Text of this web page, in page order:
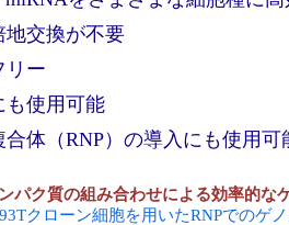
地交換が不要
リー
も使用可能
合体（RNP）の導入にも使用可
パク質の組み合わせによる効率的な
クローン細胞を用いたRNPでのゲ